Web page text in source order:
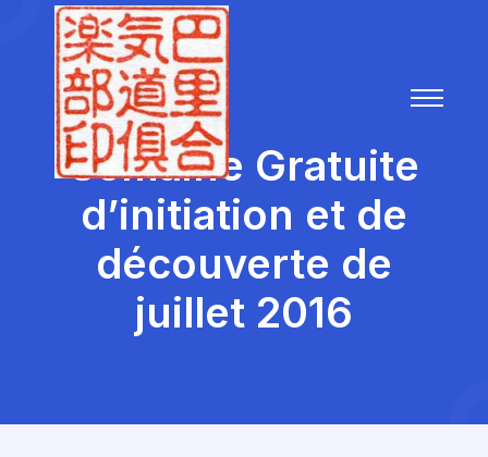
Semaine Gratuite
d’initiation et de
découverte de
juillet 2016